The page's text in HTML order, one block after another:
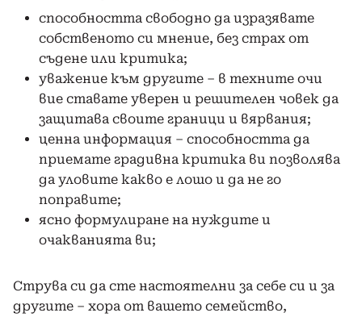
способността свободно да изразявате
собственото си мнение, без страх от
съдене или критика;
уважение към другите – в техните очи
вие ставате уверен и решителен човек да
защитава своите граници и вярвания;
ценна информация – способността да
приемате градивна критика ви позволява
да уловите какво е лошо и да не го
поправите;
ясно формулиране на нуждите и
очакванията ви;
Струва си да сте настоятелни за себе си и за
другите – хора от вашето семейство,